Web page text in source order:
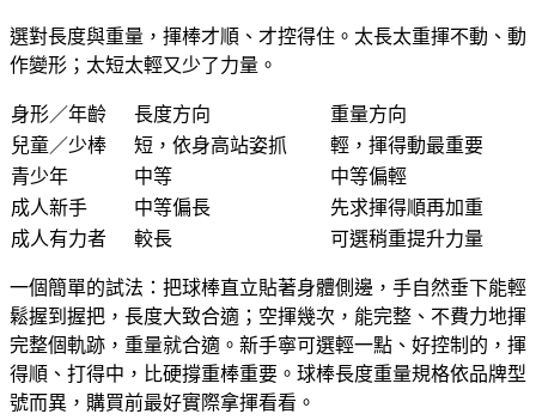
選對長度與重量，揮棒才順、才控得住。太長太重揮不動、動
作變形；太短太輕又少了力量。
身形／年齡 長度方向
重量方向
兒童／少棒
短，依身高站姿抓
輕，揮得動最重要
青少年
中等
中等偏輕
成人新手
中等偏長
先求揮得順再加重
成人有力者
較長 可選稍重提升力量
一個簡單的試法：把球棒直立貼著身體側邊，手自然垂下能輕
鬆握到握把，長度大致合適；空揮幾次，能完整、不費力地揮
完整個軌跡，重量就合適。新手寧可選輕一點、好控制的，揮
得順、打得中，比硬撐重棒重要。球棒長度重量規格依品牌型
號而異，購買前最好實際拿揮看看。